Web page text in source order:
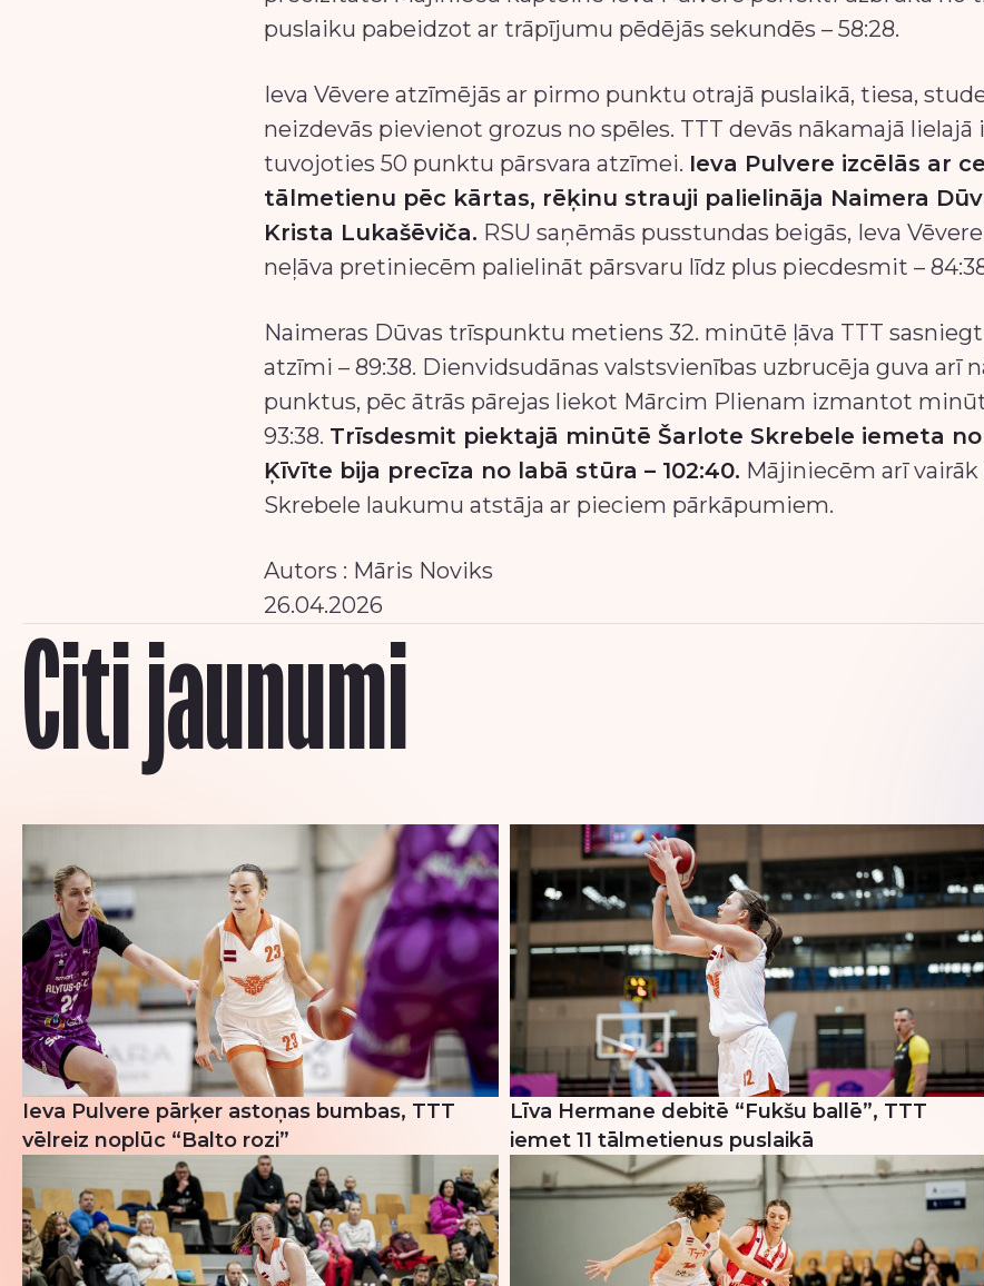
puslaiku pabeidzot ar trāpījumu pēdējās sekundēs – 58:28.
Ieva Vēvere atzīmējās ar pirmo punktu otrajā puslaikā, tiesa,
neizdevās pievienot grozus no spēles. TTT devās nākamajā lielajā
tuvojoties 50 punktu pārsvara atzīmei. Ieva Pulvere izcēlās ar
tālmetienu pēc kārtas, rēķinu strauji palielināja Naimera
Krista Lukašēviča. RSU saņēmās pusstundas beigās, Ieva
neļāva pretiniecēm palielināt pārsvaru līdz plus piecdesmit –
Naimeras Dūvas trīspunktu metiens 32. minūtē ļāva TTT
atzīmi – 89:38. Dienvidsudānas valstsvienības uzbrucēja guva arī
punktus, pēc ātrās pārejas liekot Mārcim Plienam izmantot
93:38. Trīsdesmit piektajā minūtē Šarlote Skrebele iemeta
Ķīvīte bija precīza no labā stūra – 102:40. Mājiniecēm arī
Skrebele laukumu atstāja ar pieciem pārkāpumiem.
Autors : Māris Noviks
26.04.2026
Citi jaunumi
Ieva Pulvere pārķer astoņas bumbas, TTT
vēlreiz noplūc “Balto rozi”
Līva Hermane debitē “Fukšu ballē”, TTT
iemet 11 tālmetienus puslaikā